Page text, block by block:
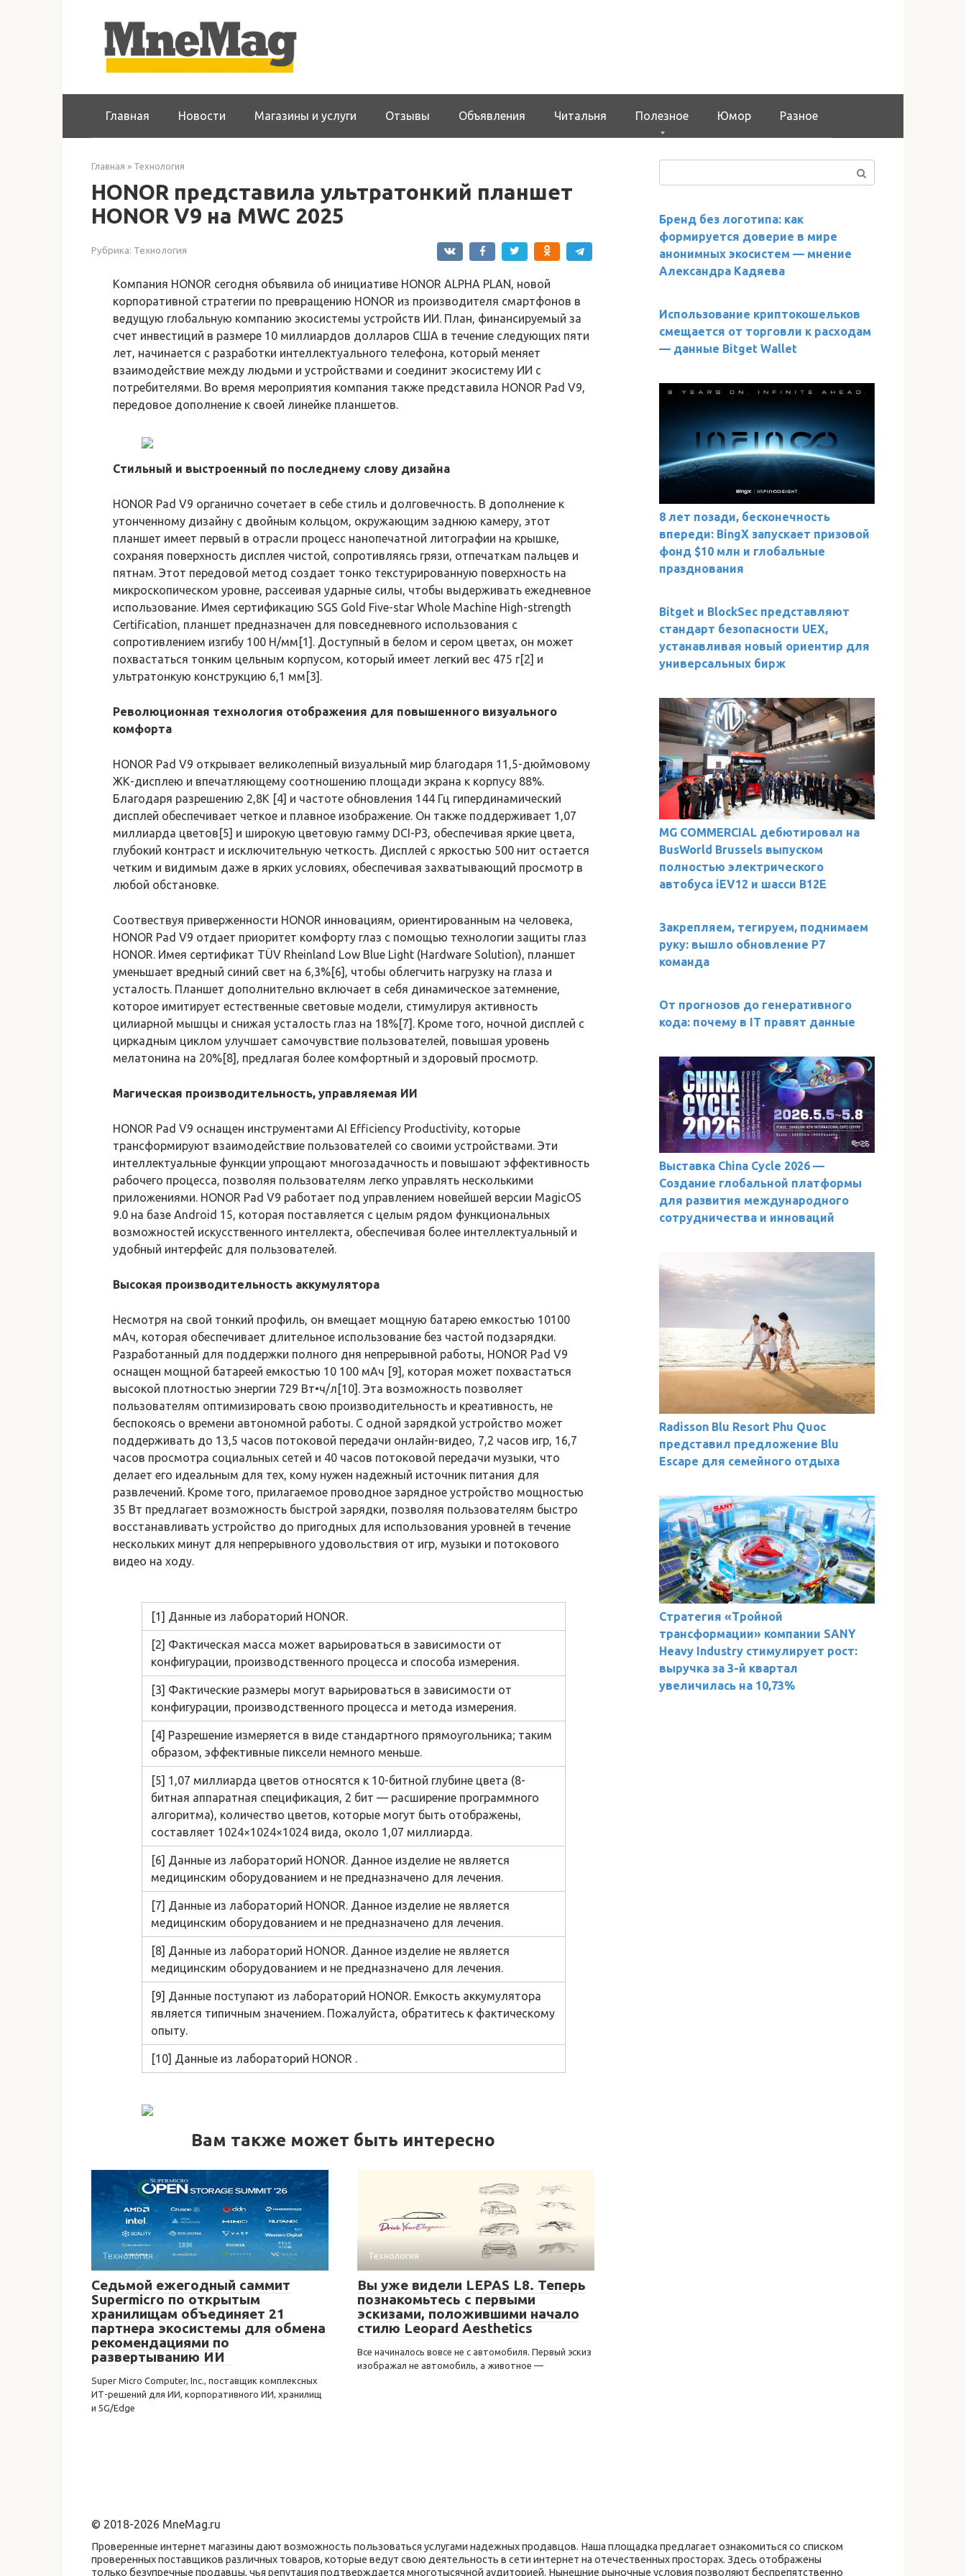
Главная Новости Магазины и услуги Отзывы Объявления Читальня Полезное Юмор Разное
Главная » Технология
HONOR представила ультратонкий планшет
HONOR V9 на MWC 2025
Рубрика: Технология
Компания HONOR сегодня объявила об инициативе HONOR ALPHA PLAN, новой
корпоративной стратегии по превращению HONOR из производителя смартфонов в
ведущую глобальную компанию экосистемы устройств ИИ. План, финансируемый за
счет инвестиций в размере 10 миллиардов долларов США в течение следующих пяти
лет, начинается с разработки интеллектуального телефона, который меняет
взаимодействие между людьми и устройствами и соединит экосистему ИИ с
потребителями. Во время мероприятия компания также представила HONOR Pad V9,
передовое дополнение к своей линейке планшетов.
Стильный и выстроенный по последнему слову дизайна
HONOR Pad V9 органично сочетает в себе стиль и долговечность. В дополнение к
утонченному дизайну с двойным кольцом, окружающим заднюю камеру, этот
планшет имеет первый в отрасли процесс нанопечатной литографии на крышке,
сохраняя поверхность дисплея чистой, сопротивляясь грязи, отпечаткам пальцев и
пятнам. Этот передовой метод создает тонко текстурированную поверхность на
микроскопическом уровне, рассеивая ударные силы, чтобы выдерживать ежедневное
использование. Имея сертификацию SGS Gold Five-star Whole Machine High-strength
Certification, планшет предназначен для повседневного использования с
сопротивлением изгибу 100 Н/мм[1]. Доступный в белом и сером цветах, он может
похвастаться тонким цельным корпусом, который имеет легкий вес 475 г[2] и
ультратонкую конструкцию 6,1 мм[3].
Революционная технология отображения для повышенного визуального
комфорта
HONOR Pad V9 открывает великолепный визуальный мир благодаря 11,5-дюймовому
ЖК-дисплею и впечатляющему соотношению площади экрана к корпусу 88%.
Благодаря разрешению 2,8K [4] и частоте обновления 144 Гц гипердинамический
дисплей обеспечивает четкое и плавное изображение. Он также поддерживает 1,07
миллиарда цветов[5] и широкую цветовую гамму DCI-P3, обеспечивая яркие цвета,
глубокий контраст и исключительную четкость. Дисплей с яркостью 500 нит остается
четким и видимым даже в ярких условиях, обеспечивая захватывающий просмотр в
любой обстановке.
Соотвествуя приверженности HONOR инновациям, ориентированным на человека,
HONOR Pad V9 отдает приоритет комфорту глаз с помощью технологии защиты глаз
HONOR. Имея сертификат TÜV Rheinland Low Blue Light (Hardware Solution), планшет
уменьшает вредный синий свет на 6,3%[6], чтобы облегчить нагрузку на глаза и
усталость. Планшет дополнительно включает в себя динамическое затемнение,
которое имитирует естественные световые модели, стимулируя активность
цилиарной мышцы и снижая усталость глаз на 18%[7]. Кроме того, ночной дисплей с
циркадным циклом улучшает самочувствие пользователей, повышая уровень
мелатонина на 20%[8], предлагая более комфортный и здоровый просмотр.
Магическая производительность, управляемая ИИ
HONOR Pad V9 оснащен инструментами AI Efficiency Productivity, которые
трансформируют взаимодействие пользователей со своими устройствами. Эти
интеллектуальные функции упрощают многозадачность и повышают эффективность
рабочего процесса, позволяя пользователям легко управлять несколькими
приложениями. HONOR Pad V9 работает под управлением новейшей версии MagicOS
9.0 на базе Android 15, которая поставляется с целым рядом функциональных
возможностей искусственного интеллекта, обеспечивая более интеллектуальный и
удобный интерфейс для пользователей.
Высокая производительность аккумулятора
Несмотря на свой тонкий профиль, он вмещает мощную батарею емкостью 10100
мАч, которая обеспечивает длительное использование без частой подзарядки.
Разработанный для поддержки полного дня непрерывной работы, HONOR Pad V9
оснащен мощной батареей емкостью 10 100 мАч [9], которая может похвастаться
высокой плотностью энергии 729 Вт•ч/л[10]. Эта возможность позволяет
пользователям оптимизировать свою производительность и креативность, не
беспокоясь о времени автономной работы. С одной зарядкой устройство может
поддерживать до 13,5 часов потоковой передачи онлайн-видео, 7,2 часов игр, 16,7
часов просмотра социальных сетей и 40 часов потоковой передачи музыки, что
делает его идеальным для тех, кому нужен надежный источник питания для
развлечений. Кроме того, прилагаемое проводное зарядное устройство мощностью
35 Вт предлагает возможность быстрой зарядки, позволяя пользователям быстро
восстанавливать устройство до пригодных для использования уровней в течение
нескольких минут для непрерывного удовольствия от игр, музыки и потокового
видео на ходу.
[1] Данные из лабораторий HONOR.
[2] Фактическая масса может варьироваться в зависимости от
конфигурации, производственного процесса и способа измерения.
[3] Фактические размеры могут варьироваться в зависимости от
конфигурации, производственного процесса и метода измерения.
[4] Разрешение измеряется в виде стандартного прямоугольника; таким
образом, эффективные пиксели немного меньше.
[5] 1,07 миллиарда цветов относятся к 10-битной глубине цвета (8-
битная аппаратная спецификация, 2 бит — расширение программного
алгоритма), количество цветов, которые могут быть отображены,
составляет 1024×1024×1024 вида, около 1,07 миллиарда.
[6] Данные из лабораторий HONOR. Данное изделие не является
медицинским оборудованием и не предназначено для лечения.
[7] Данные из лабораторий HONOR. Данное изделие не является
медицинским оборудованием и не предназначено для лечения.
[8] Данные из лабораторий HONOR. Данное изделие не является
медицинским оборудованием и не предназначено для лечения.
[9] Данные поступают из лабораторий HONOR. Емкость аккумулятора
является типичным значением. Пожалуйста, обратитесь к фактическому
опыту.
[10] Данные из лабораторий HONOR .
Вам также может быть интересно
Технология
Седьмой ежегодный саммит
Supermicro по открытым
хранилищам объединяет 21
партнера экосистемы для обмена
рекомендациями по
развертыванию ИИ
Super Micro Computer, Inc., поставщик комплексных
ИТ-решений для ИИ, корпоративного ИИ, хранилищ
и 5G/Edge
Технология
Вы уже видели LEPAS L8. Теперь
познакомьтесь с первыми
эскизами, положившими начало
стилю Leopard Aesthetics
Все начиналось вовсе не с автомобиля. Первый эскиз
изображал не автомобиль, а животное —
Бренд без логотипа: как
формируется доверие в мире
анонимных экосистем — мнение
Александра Кадяева
Использование криптокошельков
смещается от торговли к расходам
— данные Bitget Wallet
8 лет позади, бесконечность
впереди: BingX запускает призовой
фонд $10 млн и глобальные
празднования
Bitget и BlockSec представляют
стандарт безопасности UEX,
устанавливая новый ориентир для
универсальных бирж
MG COMMERCIAL дебютировал на
BusWorld Brussels выпуском
полностью электрического
автобуса iEV12 и шасси B12E
Закрепляем, тегируем, поднимаем
руку: вышло обновление Р7
команда
От прогнозов до генеративного
кода: почему в IT правят данные
Выставка China Cycle 2026 —
Создание глобальной платформы
для развития международного
сотрудничества и инноваций
Radisson Blu Resort Phu Quoc
представил предложение Blu
Escape для семейного отдыха
Стратегия «Тройной
трансформации» компании SANY
Heavy Industry стимулирует рост:
выручка за 3-й квартал
увеличилась на 10,73%
© 2018-2026 MneMag.ru
Проверенные интернет магазины дают возможность пользоваться услугами надежных продавцов. Наша площадка предлагает ознакомиться со списком
проверенных поставщиков различных товаров, которые ведут свою деятельность в сети интернет на отечественных просторах. Здесь отображены
только безупречные продавцы, чья репутация подтверждается многотысячной аудиторией. Нынешние рыночные условия позволяют беспрепятственно